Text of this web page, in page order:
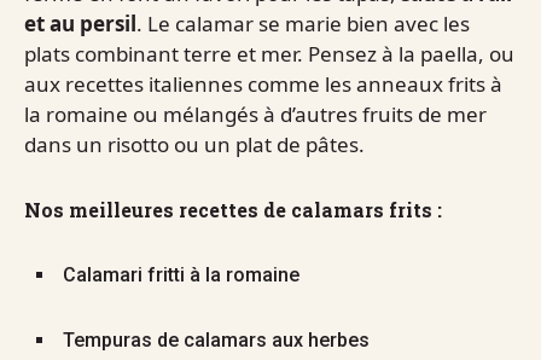
et au persil. Le calamar se marie bien avec les
plats combinant terre et mer. Pensez à la paella, ou
aux recettes italiennes comme les anneaux frits à
la romaine ou mélangés à d’autres fruits de mer
dans un risotto ou un plat de pâtes.
Nos meilleures recettes de calamars frits :
Calamari fritti à la romaine
Tempuras de calamars aux herbes